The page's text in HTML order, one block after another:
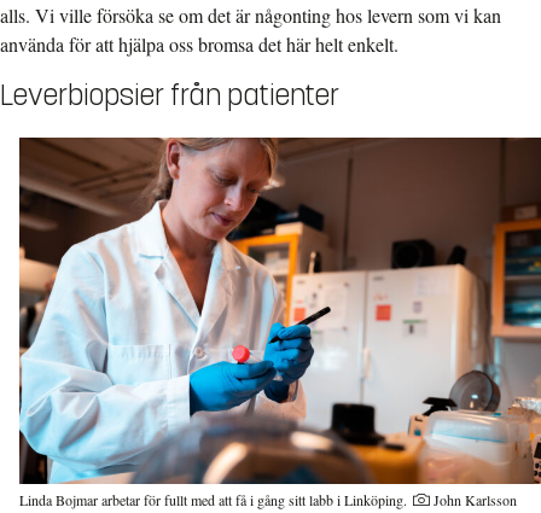
alls. Vi ville försöka se om det är någonting hos levern som vi kan
använda för att hjälpa oss bromsa det här helt enkelt.
Leverbiopsier från patienter
Linda Bojmar arbetar för fullt med att få i gång sitt labb i Linköping. John Karlsson